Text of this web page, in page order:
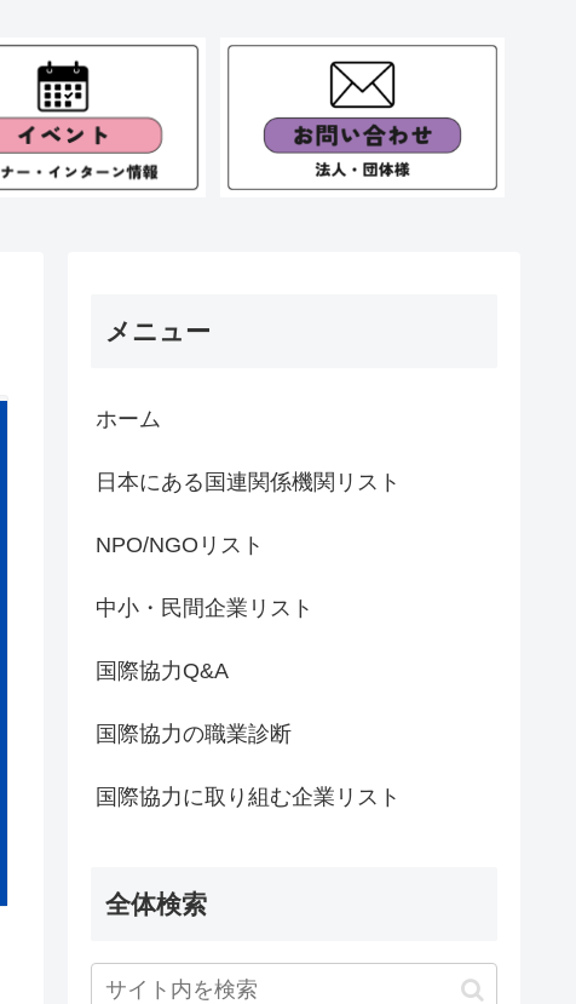
メニュー
ホーム
日本にある国連関係機関リスト
NPO/NGOリスト
中小・民間企業リスト
国際協力Q&A
国際協力の職業診断
国際協力に取り組む企業リスト
全体検索